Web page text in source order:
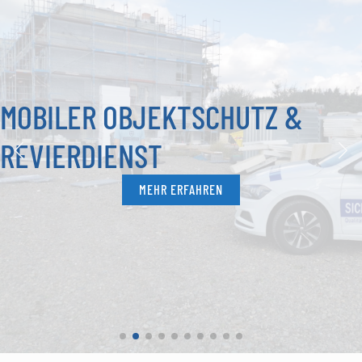
MOBILER OBJEKTSCHUTZ &
REVIERDIENST
MEHR ERFAHREN